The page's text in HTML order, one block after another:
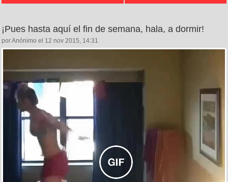
¡Pues hasta aquí el fin de semana, hala, a dormir!
por Anónimo el 12 nov 2015, 14:31